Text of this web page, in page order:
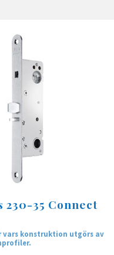
230-35 Connect
vars konstruktion utgörs av